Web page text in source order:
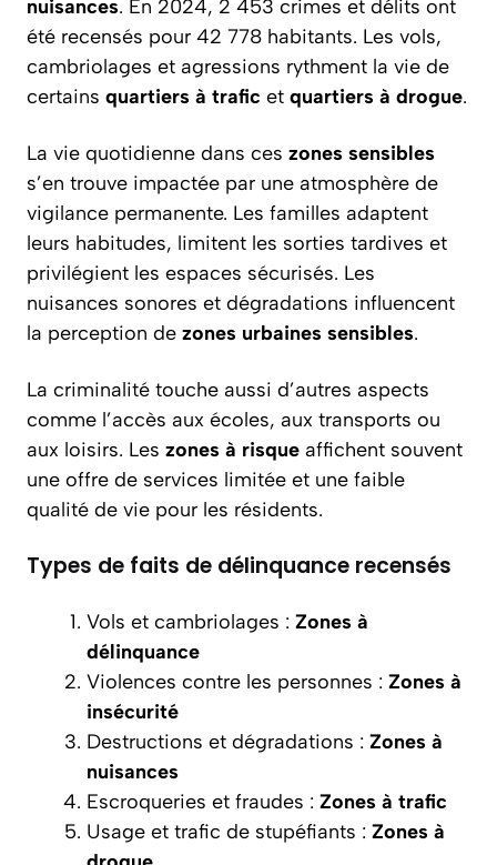
nuisances. En 2024, 2 453 crimes et délits ont
été recensés pour 42 778 habitants. Les vols,
cambriolages et agressions rythment la vie de
certains quartiers à trafic et quartiers à drogue.
La vie quotidienne dans ces zones sensibles
s’en trouve impactée par une atmosphère de
vigilance permanente. Les familles adaptent
leurs habitudes, limitent les sorties tardives et
privilégient les espaces sécurisés. Les
nuisances sonores et dégradations influencent
la perception de zones urbaines sensibles.
La criminalité touche aussi d’autres aspects
comme l’accès aux écoles, aux transports ou
aux loisirs. Les zones à risque affichent souvent
une offre de services limitée et une faible
qualité de vie pour les résidents.
Types de faits de délinquance recensés
Vols et cambriolages : Zones à
délinquance
Violences contre les personnes : Zones à
insécurité
Destructions et dégradations : Zones à
nuisances
Escroqueries et fraudes : Zones à trafic
Usage et trafic de stupéfiants : Zones à